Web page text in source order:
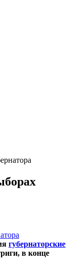
губернаторские
в конце